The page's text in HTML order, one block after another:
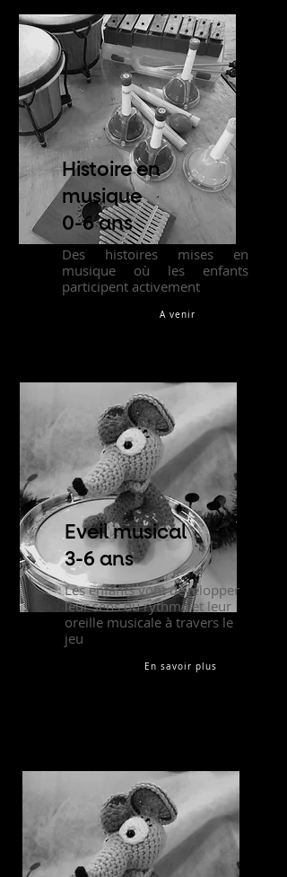
Histoire en
musique
0-6 ans
Des histoires mises en
musique où les enfants
participent activement
A venir
Eveil musical
3-6 ans
Les enfants vont développer
leur sens du rythme et leur
oreille musicale à travers le
jeu
En savoir plus